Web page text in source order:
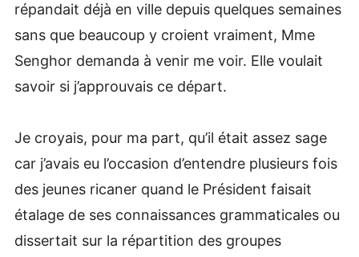
répandait déjà en ville depuis quelques semaines
sans que beaucoup y croient vraiment, Mme
Senghor demanda à venir me voir. Elle voulait
savoir si j’approuvais ce départ.
Je croyais, pour ma part, qu’il était assez sage
car j’avais eu l’occasion d’entendre plusieurs fois
des jeunes ricaner quand le Président faisait
étalage de ses connaissances grammaticales ou
dissertait sur la répartition des groupes